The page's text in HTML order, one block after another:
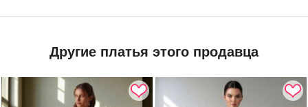
Другие платья этого продавца